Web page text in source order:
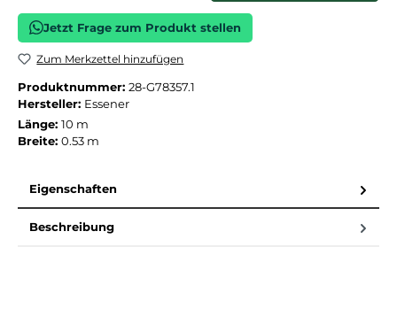
Jetzt Frage zum Produkt stellen
Zum Merkzettel hinzufügen
Produktnummer: 28-G78357.1
Hersteller: Essener
Länge: 10 m
Breite: 0.53 m
Eigenschaften
Beschreibung